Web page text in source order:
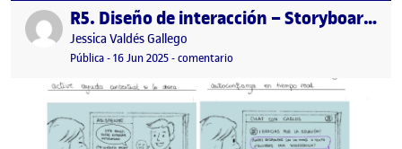
Publicado por R5. Diseño de interacción – Storyboard y sketching
Publicado por
Jessica Valdés Gallego
Visibilidad:
Pública-Fecha de publicación
16 Jun 202516 junio, 2025 10:11 pm
-comentario